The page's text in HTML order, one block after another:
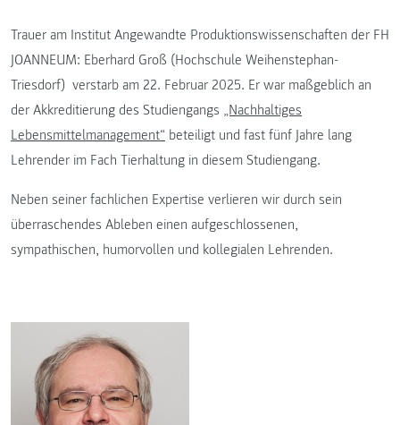
Trauer am Institut Angewandte Produktionswissenschaften der FH
JOANNEUM: Eberhard Groß (Hochschule Weihenstephan-
Triesdorf) verstarb am 22. Februar 2025. Er war maßgeblich an
der Akkreditierung des Studiengangs „Nachhaltiges
Lebensmittelmanagement“ beteiligt und fast fünf Jahre lang
Lehrender im Fach Tierhaltung in diesem Studiengang.
Neben seiner fachlichen Expertise verlieren wir durch sein
überraschendes Ableben einen aufgeschlossenen,
sympathischen, humorvollen und kollegialen Lehrenden.